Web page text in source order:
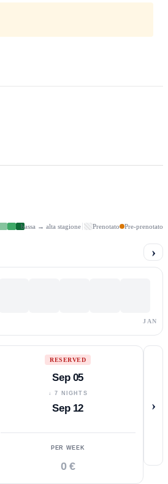
bassa → alta stagione Prenotato Pre-prenotato
›
JAN
RESERVED
Sep 05
↓ 7 NIGHTS
Sep 12
PER WEEK
0 €
›